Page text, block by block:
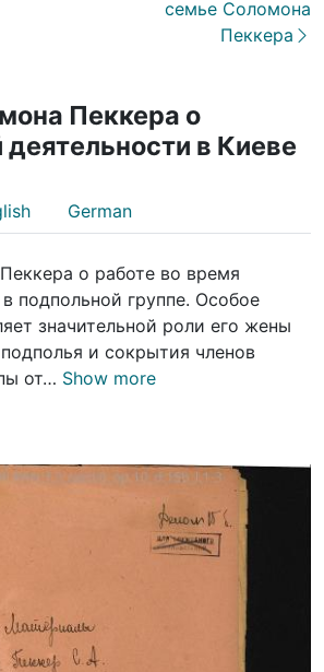
семье Соломона
Пеккера
Пеккера о
в Киеве
German
о работе во время
подпольной группе. Особое
значительной роли его жены
и сокрытия членов
от… Show more